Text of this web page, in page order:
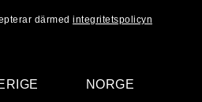
därmed integritetspolicyn
NORGE